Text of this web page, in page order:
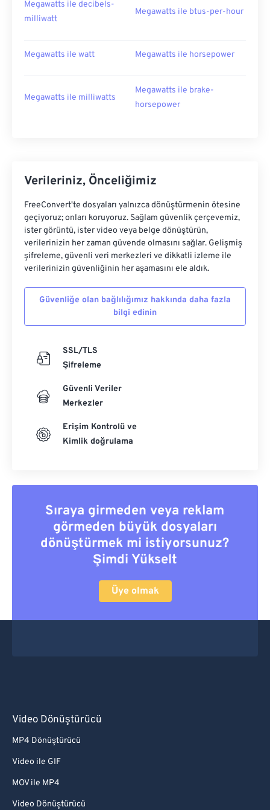
Megawatts ile decibels-
milliwatt
Megawatts ile btus-per-hour
Megawatts ile watt Megawatts ile horsepower
Megawatts ile milliwatts
Megawatts ile brake-
horsepower
Verileriniz, Önceliğimiz
FreeConvert'te dosyaları yalnızca dönüştürmenin ötesine
geçiyoruz; onları koruyoruz. Sağlam güvenlik çerçevemiz,
ister görüntü, ister video veya belge dönüştürün,
verilerinizin her zaman güvende olmasını sağlar. Gelişmiş
şifreleme, güvenli veri merkezleri ve dikkatli izleme ile
verilerinizin güvenliğinin her aşamasını ele aldık.
Güvenliğe olan bağlılığımız hakkında daha fazla
bilgi edinin
SSL/TLS
Şifreleme
Güvenli Veriler
Merkezler
Erişim Kontrolü ve
Kimlik doğrulama
Sıraya girmeden veya reklam
görmeden büyük dosyaları
dönüştürmek mi istiyorsunuz?
Şimdi Yükselt
Üye olmak
Video Dönüştürücü
MP4 Dönüştürücü
Video ile GIF
MOV ile MP4
Video Dönüştürücü